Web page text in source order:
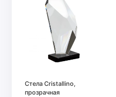
Стела Cristallino,
прозрачная